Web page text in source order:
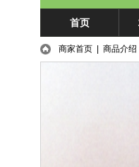
首页
商家首页 商品介绍